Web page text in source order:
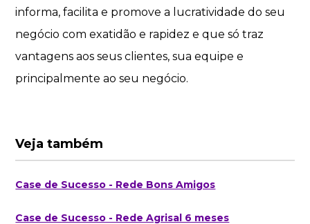
informa, facilita e promove a lucratividade do seu
negócio com exatidão e rapidez e que só traz
vantagens aos seus clientes, sua equipe e
principalmente ao seu negócio.
Veja também
Case de Sucesso - Rede Bons Amigos
Case de Sucesso - Rede Agrisal 6 meses